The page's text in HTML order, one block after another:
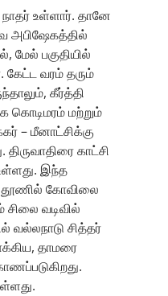
நாதர் உள்ளார். தானே
அபிஷேகத்தில்
மேல் பகுதியில்
கேட்ட வரம் தரும்
கீர்த்தி
கொடிமரம் மற்றும்
– மீனாட்சிக்கு
காட்சி
இந்த
கோவிலை
சிலை வடிவில்
வல்லநாடு சித்தர்
தாமரை